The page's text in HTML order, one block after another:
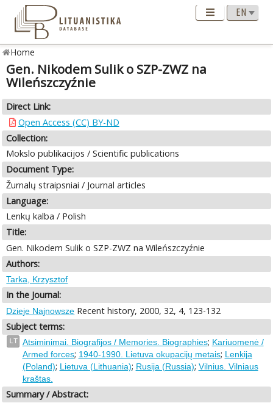
Home
Gen. Nikodem Sulik o SZP-ZWZ na
Wileńszczyźnie
Direct Link:
Open Access (CC) BY-ND
Collection:
Mokslo publikacijos / Scientific publications
Document Type:
Žurnalų straipsniai / Journal articles
Language:
Lenkų kalba / Polish
Title:
Gen. Nikodem Sulik o SZP-ZWZ na Wileńszczyźnie
Authors:
Tarka, Krzysztof
In the Journal:
Dzieje Najnowsze Recent history, 2000, 32, 4, 123-132
Subject terms:
LT Atsiminimai. Biografijos / Memories. Biographies; Kariuomenė /
Armed forces; 1940-1990. Lietuva okupacijų metais; Lenkija
(Poland); Lietuva (Lithuania); Rusija (Russia); Vilnius. Vilniaus
kraštas.
Summary / Abstract: